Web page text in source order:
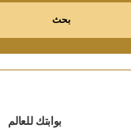
بحث
بوابتك للعالم